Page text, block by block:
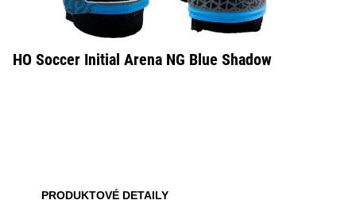
HO Soccer Initial Arena NG Blue Shadow
PRODUKTOVÉ DETAILY